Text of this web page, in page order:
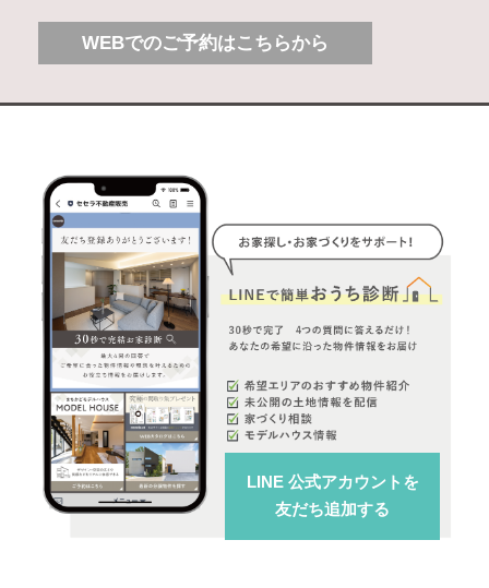
WEBでのご予約はこちらから
LINE 公式アカウント を
友だち追加する